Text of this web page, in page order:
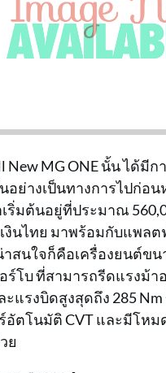
New MG ONE นั้น ได้มีก
อย่างเป็นทางการไปก่อ
ริ่มต้นอยู่ที่ประมาณ
งินไทย มาพร้อมกับแพลต
สนใจก็คือเครื่องยนต์ขน
ร์โบ ที่สามารถรีดแรงม้า
ะแรงบิดสูงสุดถึง 285
อัตโนมัติ CVT และมีโห
ย